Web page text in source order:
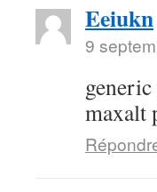
Eeiukn
9
maxalt